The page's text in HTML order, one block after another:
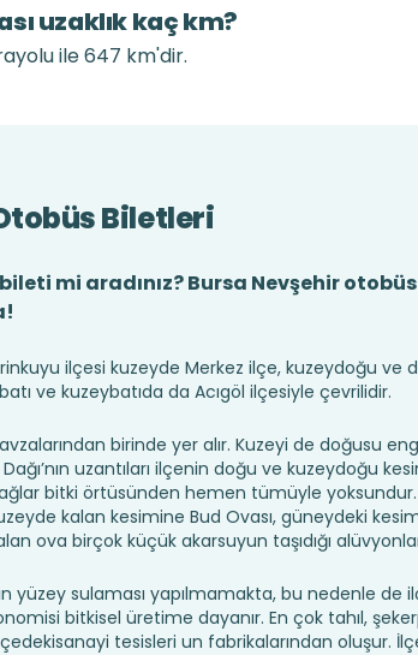
uzaklık kaç km?
ile 647 km'dir.
Biletleri
mi aradınız? Bursa Nevşehir
ilçesi kuzeyde Merkez ilçe, kuzeydoğu ve
ve kuzeybatıda da Acıgöl ilçesiyle çevrilidir.
birinde yer alır. Kuzeyi de doğusu
uzantıları ilçenin doğu ve kuzeydoğu
bitki örtüsünden hemen tümüyle yoksundur.
kalan kesimine Bud Ovası, güneydeki
ova birçok küçük akarsuyun taşıdığı
yüzey sulaması yapılmamakta, bu nedenle de
bitkisel üretime dayanır. En çok tahıl,
tesisleri un fabrikalarından oluşur.